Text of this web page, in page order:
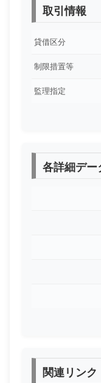
取引情報
貸借区分
制限措置等
監理指定
各詳細デー
関連リンク